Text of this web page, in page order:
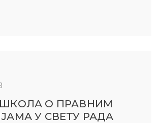
О ПРАВНИМ
У СВЕТУ РАДА